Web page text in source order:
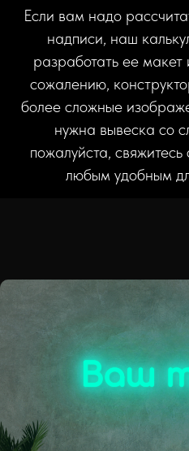
Если вам надо
надписи, наш
разработать ее макет
сожалению,
более сложные
нужна вывеска со
пожалуйста,
любым удобным
Ваш